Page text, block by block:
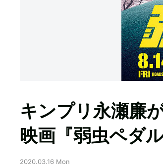
キンプリ永瀬廉
映画『弱虫ペダ
2020.03.16 Mon